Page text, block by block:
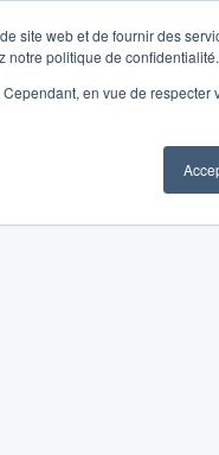
site web et de fournir des
notre politique de confidentialité.
en vue de respecter